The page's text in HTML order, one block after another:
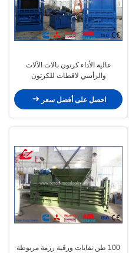
عالية الأداء كرتون بالات الآلات
والرأسي لاقطات للكرتون
احصل على أفضل سعر
100 طن نفايات ورقية رزمة مربوطة